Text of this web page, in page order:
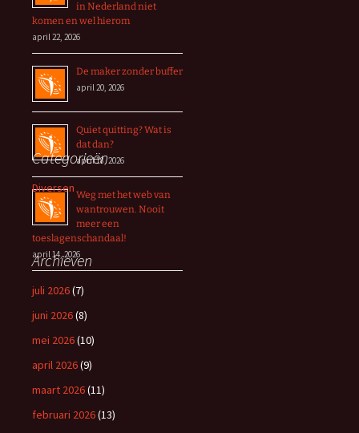
in Nederland niet
komen en wel hierom
april 22, 2026
De maker zonder buffer
april 20, 2026
Quiet quitting? Wat is
dat dan?
april 18, 2026
Weg met het web van
wantrouwen. Nooit
meer een
toeslagenschandaal!
april 14, 2026
Categorieën
Diversen
Archieven
juli 2026(7)
juni 2026(8)
mei 2026(10)
april 2026(9)
maart 2026(11)
februari 2026(13)